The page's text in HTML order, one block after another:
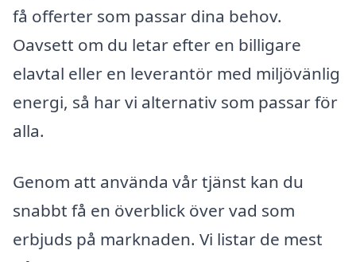
få offerter som passar dina behov.
Oavsett om du letar efter en billigare
elavtal eller en leverantör med miljövänlig
energi, så har vi alternativ som passar för
alla.
Genom att använda vår tjänst kan du
snabbt få en överblick över vad som
erbjuds på marknaden. Vi listar de mest